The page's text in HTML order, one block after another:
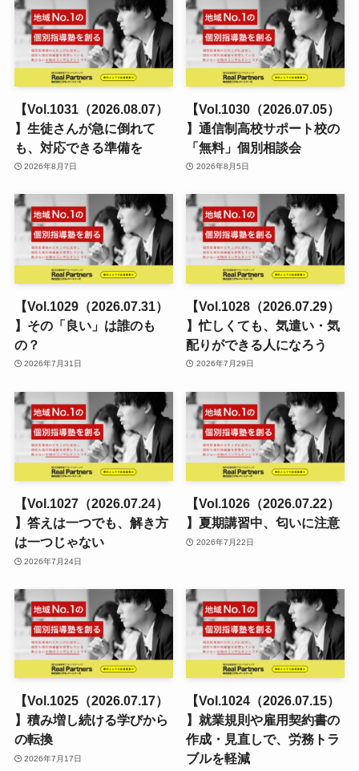
【Vol.1031（2026.08.07）
】生徒さんが急に倒れて
も、対応できる準備を
2026年8月7日
【Vol.1030（2026.07.05）
】通信制高校サポート校の
「無料」個別相談会
2026年8月5日
【Vol.1029（2026.07.31）
】その「良い」は誰のも
の？
2026年7月31日
【Vol.1028（2026.07.29）
】忙しくても、気遣い・気
配りができる人になろう
2026年7月29日
【Vol.1027（2026.07.24）
】答えは一つでも、解き方
は一つじゃない
2026年7月24日
【Vol.1026（2026.07.22）
】夏期講習中、匂いに注意
2026年7月22日
【Vol.1025（2026.07.17）
】積み増し続ける学びから
の転換
2026年7月17日
【Vol.1024（2026.07.15）
】就業規則や雇用契約書の
作成・見直しで、労務トラ
ブルを軽減